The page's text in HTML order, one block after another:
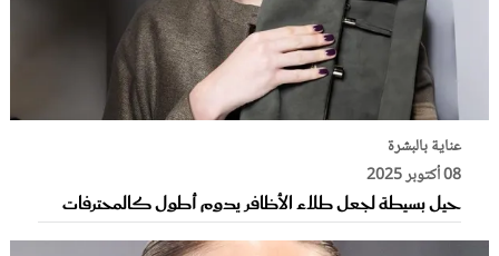
عناية بالبشرة
08 أكتوبر 2025
حيل بسيطة لجعل طلاء الأظافر يدوم أطول كالمحترفات